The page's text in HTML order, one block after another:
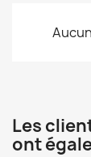
Les
ont